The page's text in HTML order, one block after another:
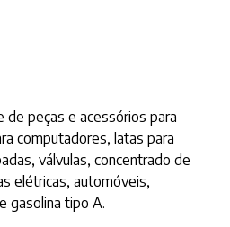
de peças e acessórios para
computadores, latas para
válvulas, concentrado de
elétricas, automóveis,
gasolina tipo A.